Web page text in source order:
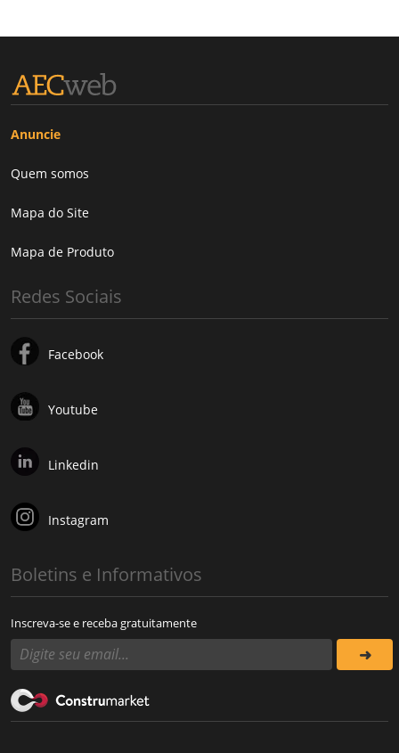
Anuncie
Quem somos
Mapa do Site
Mapa de Produto
Redes Sociais
Facebook
Youtube
Linkedin
Instagram
Boletins e Informativos
Inscreva-se e receba gratuitamente